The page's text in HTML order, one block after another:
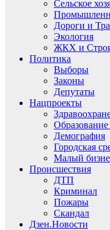
Сельское
Дороги и
Экология
ЖКХ и
Политика
Выборы
Законы
Депутаты
Нацпроекты
Образование
Демография
Городская
Малый
Происшествия
ДТП
Криминал
Пожары
Скандал
Дзен.Новости